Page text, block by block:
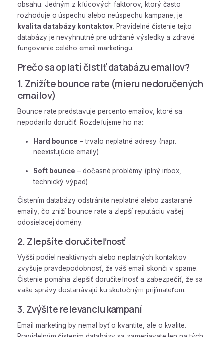
obsahu. Jedným z kľúcových faktorov, ktorý často
rozhoduje o úspechu alebo neúspechu kampane, je
kvalita databázy kontaktov. Pravidelné čistenie tejto
databázy je nevyhnutné pre udržané výsledky a zdravé
fungovanie celého email marketingu.
Prečo sa oplatí čistiť databázu emailov?
1. Znižíte bounce rate (mieru nedoručených
emailov)
Bounce rate predstavuje percento emailov, ktoré sa
nepodarilo doručiť. Rozdeľujeme ho na:
Hard bounce – trvalo neplatné adresy (napr.
neexistujúcie emaily)
Soft bounce – dočasné problémy (plný inbox,
technický výpad)
Čistením databázy odstránite neplatné alebo zastarané
emaily, čo zniží bounce rate a zlepší reputáciu vašej
odosielacej domény.
2. Zlepšíte doručiteľnosť
Vyšší podiel neaktívnych alebo neplatných kontaktov
zvyšuje pravdepodobnosť, že váš email skončí v spame.
Čistenie pomáha zlepšiť doručiteľnosť a zabezpečiť, že sa
vaše správy dostanávajú ku skutočným prijímateľom.
3. Zvýšite relevanciu kampaní
Email marketing by nemal byť o kvantite, ale o kvalite.